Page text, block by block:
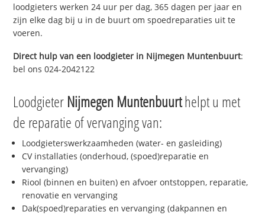
loodgieters werken 24 uur per dag, 365 dagen per jaar en
zijn elke dag bij u in de buurt om spoedreparaties uit te
voeren.
Direct hulp van een loodgieter in Nijmegen Muntenbuurt:
bel ons 024-2042122
Loodgieter Nijmegen Muntenbuurthelpt u met
de reparatie of vervanging van:
Loodgieterswerkzaamheden (water- en gasleiding)
CV installaties (onderhoud, (spoed)reparatie en
vervanging)
Riool (binnen en buiten) en afvoer ontstoppen, reparatie,
renovatie en vervanging
Dak(spoed)reparaties en vervanging (dakpannen en